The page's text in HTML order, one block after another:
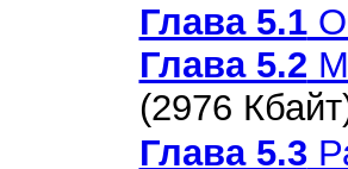
Глава 5.1
Глава 5.2
(2976
Глава 5.3